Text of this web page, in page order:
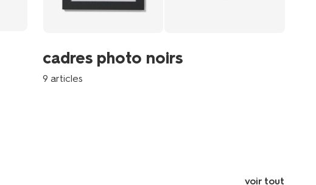
cadres photo noirs
9 articles
voir tout